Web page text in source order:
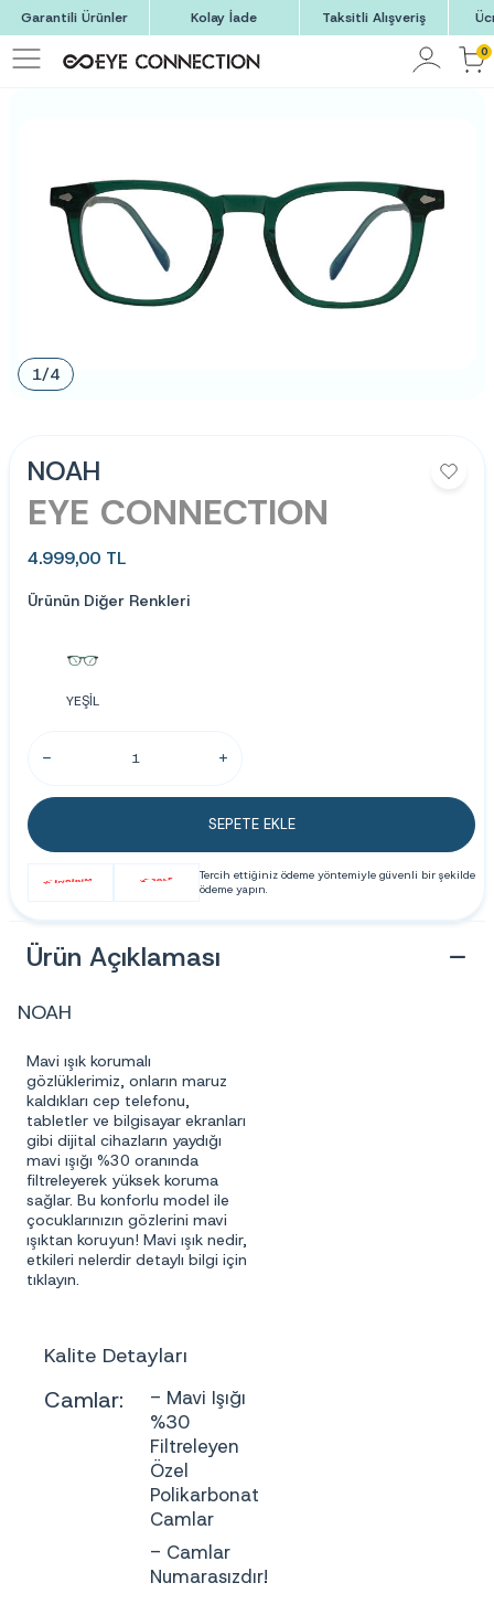
Garantili Ürünler Kolay İade Taksitli Alışveriş
0
1/4
NOAH
EYE CONNECTION
4.999,00 TL
Ürünün Diğer Renkleri
YEŞİL
SEPETE EKLE
Tercih ettiğiniz ödeme yöntemiyle güvenli bir şekilde
ödeme yapın.
Ürün Açıklaması
NOAH
Mavi ışık korumalı
gözlüklerimiz, onların maruz
kaldıkları cep telefonu,
tabletler ve bilgisayar ekranları
gibi dijital cihazların yaydığı
mavi ışığı %30 oranında
filtreleyerek yüksek koruma
sağlar. Bu konforlu model ile
çocuklarınızın gözlerini mavi
ışıktan koruyun! Mavi ışık nedir,
etkileri nelerdir detaylı bilgi için
tıklayın.
Kalite Detayları
Camlar:
- Mavi Işığı
%30
Filtreleyen
Özel
Polikarbonat
Camlar
- Camlar
Numarasızdır!